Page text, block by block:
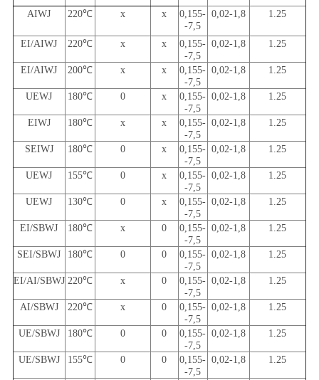
AIWJ 220℃ x x
0,155-
-7,5
0,02-1,8 1.25
EI/AIWJ 220℃ x x
0,155-
-7,5
0,02-1,8 1.25
EI/AIWJ 200℃ x x
0,155-
-7,5
0,02-1,8 1.25
UEWJ 180℃ 0 x
0,155-
-7,5
0,02-1,8 1.25
EIWJ 180℃ x x
0,155-
-7,5
0,02-1,8 1.25
SEIWJ 180℃ 0 x
0,155-
-7,5
0,02-1,8 1.25
UEWJ 155℃ 0 x
0,155-
-7,5
0,02-1,8 1.25
UEWJ 130℃ 0 x
0,155-
-7,5
0,02-1,8 1.25
EI/SBWJ 180℃ x 0
0,155-
-7,5
0,02-1,8 1.25
SEI/SBWJ 180℃ 0 0
0,155-
-7,5
0,02-1,8 1.25
EI/AI/SBWJ 220℃ x 0
0,155-
-7,5
0,02-1,8 1.25
AI/SBWJ 220℃ x 0
0,155-
-7,5
0,02-1,8 1.25
UE/SBWJ 180℃ 0 0
0,155-
-7,5
0,02-1,8 1.25
UE/SBWJ 155℃ 0 0
0,155-
-7,5
0,02-1,8 1.25